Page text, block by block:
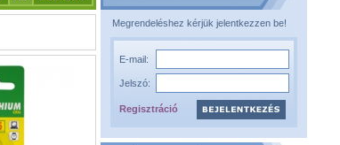
Megrendeléshez kérjük jelentkezzen be!
E-mail:
Jelszó:
Regisztráció